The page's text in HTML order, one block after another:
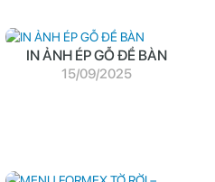
IN ẢNH ÉP GỖ ĐỂ BÀN
15/09/2025